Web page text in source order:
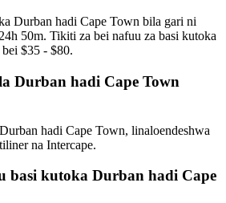
Durban hadi Cape Town bila gari ni
50m. Tikiti za bei nafuu za basi kutoka
$35 - $80.
Durban hadi Cape Town
hadi Cape Town, linaloendeshwa
na Intercape.
basi kutoka Durban hadi Cape